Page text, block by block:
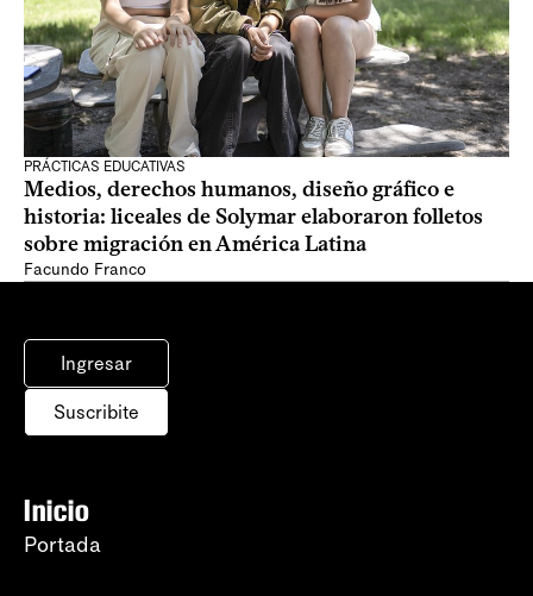
PRÁCTICAS EDUCATIVAS
Medios, derechos humanos, diseño gráfico e
historia: liceales de Solymar elaboraron folletos
sobre migración en América Latina
Facundo Franco
Ingresar
Suscribite
Inicio
Portada